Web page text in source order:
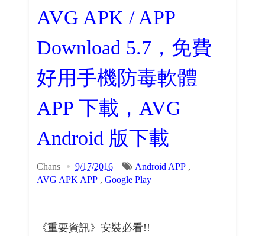
AVG APK / APP
Download 5.7，免費
好用手機防毒軟體
APP 下載，AVG
Android 版下載
Chans 9/17/2016 Android APP,
AVG APK APP, Google Play
《重要資訊》安裝必看!!